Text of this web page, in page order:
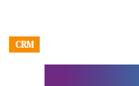
CRM